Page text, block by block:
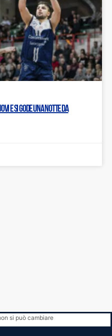
e si gode una notte da
si può cambiare